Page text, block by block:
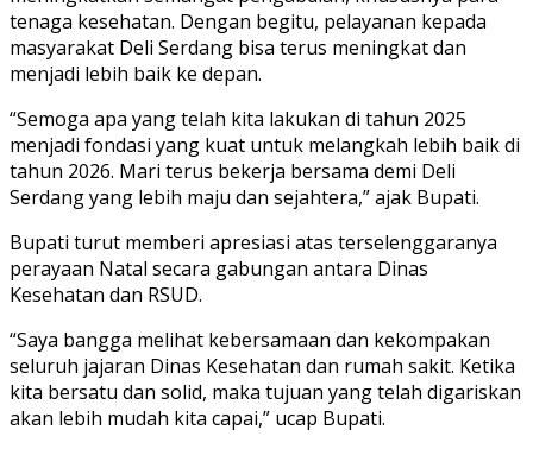
tenaga kesehatan. Dengan begitu, pelayanan kepada
masyarakat Deli Serdang bisa terus meningkat dan
menjadi lebih baik ke depan.
“Semoga apa yang telah kita lakukan di tahun 2025
menjadi fondasi yang kuat untuk melangkah lebih baik di
tahun 2026. Mari terus bekerja bersama demi Deli
Serdang yang lebih maju dan sejahtera,” ajak Bupati.
Bupati turut memberi apresiasi atas terselenggaranya
perayaan Natal secara gabungan antara Dinas
Kesehatan dan RSUD.
“Saya bangga melihat kebersamaan dan kekompakan
seluruh jajaran Dinas Kesehatan dan rumah sakit. Ketika
kita bersatu dan solid, maka tujuan yang telah digariskan
akan lebih mudah kita capai,” ucap Bupati.